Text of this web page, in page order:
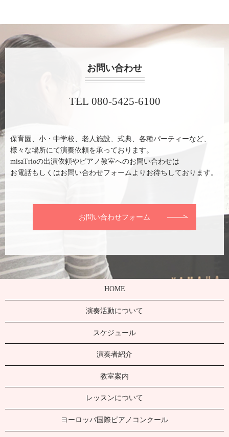
お問い合わせ
TEL 080-5425-6100
保育園、小・中学校、老人施設、式典、各種パーティーなど、
様々な場所にて演奏依頼を承っております。
misaTrioの出演依頼やピアノ教室へのお問い合わせは
お電話もしくはお問い合わせフォームよりお待ちしております。
お問い合わせフォーム
HOME
演奏活動について
スケジュール
演奏者紹介
教室案内
レッスンについて
ヨーロッパ国際ピアノコンクール